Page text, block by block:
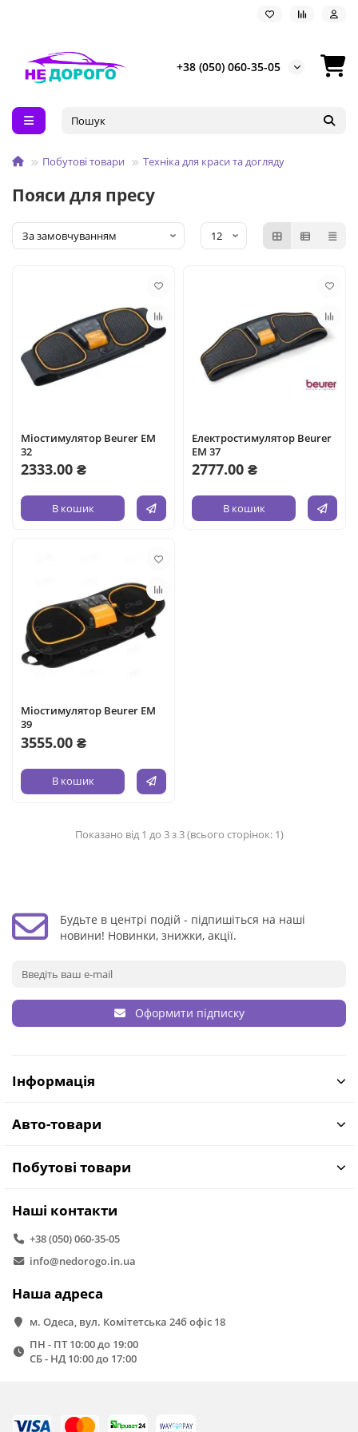
+38 (050) 060-35-05
Побутові товари Техніка для краси та догляду
Пояси для пресу
Міостимулятор Beurer EM
32
2333.00 ₴
В кошик
Електростимулятор Beurer
EM 37
2777.00 ₴
В кошик
Міостимулятор Beurer EM
39
3555.00 ₴
В кошик
Показано від 1 до 3 з 3 (всього сторінок: 1)
Будьте в центрі подій - підпишіться на наші
новини! Новинки, знижки, акції.
Оформити підписку
Інформація
Авто-товари
Побутові товари
Наші контакти
+38 (050) 060-35-05
info@nedorogo.in.ua
Наша адреса
м. Одеса, вул. Комітетська 24б офіс 18
ПН - ПТ 10:00 до 19:00
СБ - НД 10:00 до 17:00